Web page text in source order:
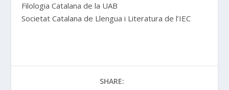
Filologia Catalana de la UAB
Societat Catalana de Llengua i Literatura de l’IEC
SHARE: